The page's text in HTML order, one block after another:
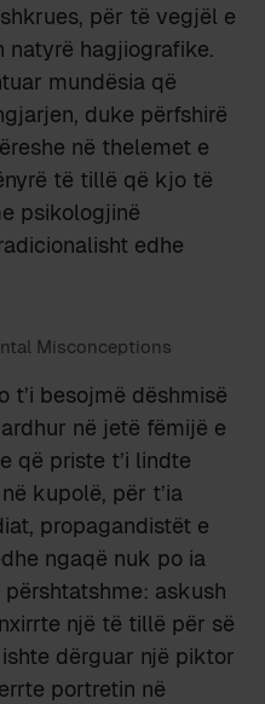
për të vegjël e
natyrë hagjiografike.
mundësia që
duke përfshirë
në thelemet e
të tillë që kjo të
psikologjinë
edhe
Misconceptions
t’i besojmë dëshmisë
në jetë fëmijë e
që priste t’i lindte
kupolë, për t’ia
propagandistët e
ngaqë nuk po ia
askush
një të tillë për së
dërguar një piktor
portretin në